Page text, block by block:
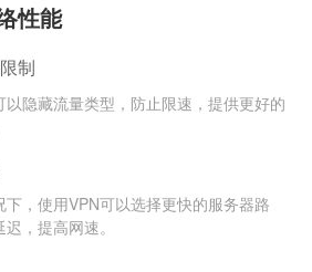
性能
制
以隐藏流量类型，防止限速，提供更好的
下，使用VPN可以选择更快的服务器路
，提高网速。